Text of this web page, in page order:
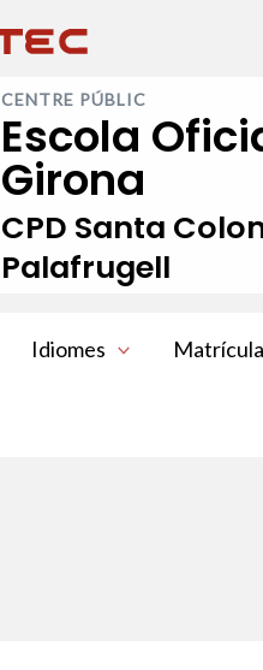
CENTRE PÚBLIC
Escola
Girona
CPD Santa
Palafrugell
Idiomes Matrícula